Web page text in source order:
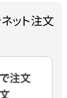
ット注文